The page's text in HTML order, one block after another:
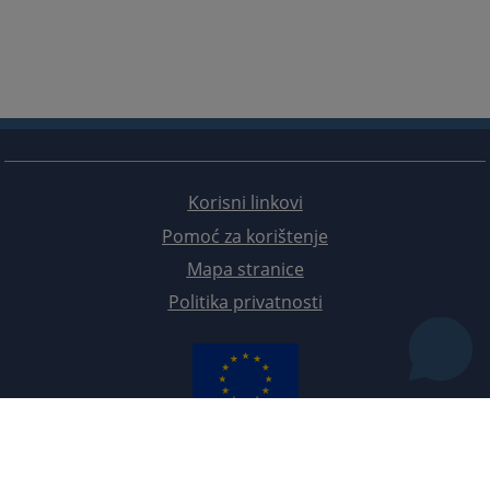
Korisni linkovi
Pomoć za korištenje
Mapa stranice
Politika privatnosti